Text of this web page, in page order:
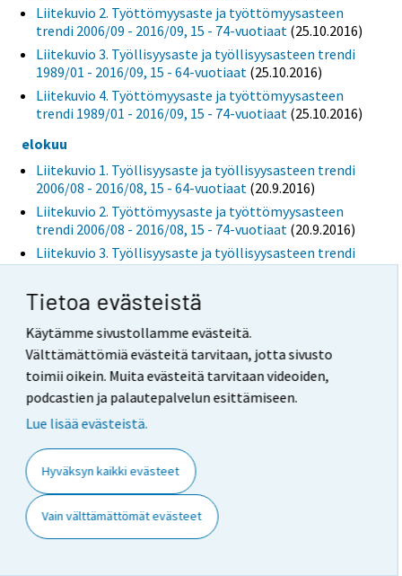
Tietoa evästeistä
Käytämme sivustollamme evästeitä.
Välttämättömiä evästeitä tarvitaan, jotta sivusto
toimii oikein. Muita evästeitä tarvitaan videoiden,
podcastien ja palautepalvelun esittämiseen.
Lue lisää evästeistä.
Hyväksyn kaikki evästeet
Vain välttämättömät evästeet
Liitekuvio 2. Työttömyysaste ja työttömyysasteen
trendi 2006/09 - 2016/09, 15 - 74-vuotiaat (25.10.2016)
Liitekuvio 3. Työllisyysaste ja työllisyysasteen trendi
1989/01 - 2016/09, 15 - 64-vuotiaat (25.10.2016)
Liitekuvio 4. Työttömyysaste ja työttömyysasteen
trendi 1989/01 - 2016/09, 15 - 74-vuotiaat (25.10.2016)
elokuu
Liitekuvio 1. Työllisyysaste ja työllisyysasteen trendi
2006/08 - 2016/08, 15 - 64-vuotiaat (20.9.2016)
Liitekuvio 2. Työttömyysaste ja työttömyysasteen
trendi 2006/08 - 2016/08, 15 - 74-vuotiaat (20.9.2016)
Liitekuvio 3. Työllisyysaste ja työllisyysasteen trendi
1989/01 - 2016/08, 15 - 64-vuotiaat(20.9.2016)
Liitekuvio 4. Työttömyysaste ja työttömyysasteen
trendi 1989/01 - 2016/08, 15 - 74-vuotiaat
heinäkuu
Liitekuvio 1. Työllisyysaste ja työllisyysasteen trendi
2006/07 - 2016/07, 15 - 64-vuotiaat(23.8.2016)
Liitekuvio 2. Työttömyysaste ja työttömyysasteen
trendi 2006/07 - 2016/07, 15 - 74-vuotiaat
Liitekuvio 3. Työllisyysaste ja työllisyysasteen trendi
1989/01 - 2016/07, 15 - 64-vuotiaat
Liitekuvio 4. Työttömyysaste ja työttömyysasteen
trendi 1989/01 - 2016/07, 15 - 74-vuotiaat
kesäkuu